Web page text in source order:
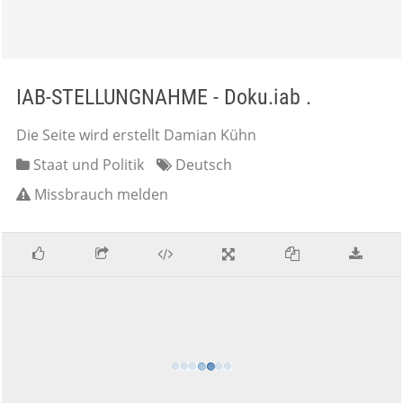
IAB-STELLUNGNAHME - Doku.iab .
Die Seite wird erstellt Damian Kühn
Staat und Politik
Deutsch
Missbrauch melden